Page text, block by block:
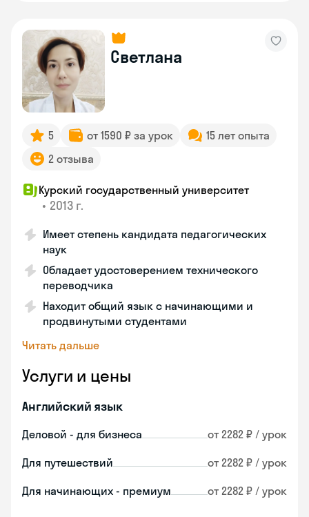
Светлана
5 от 1590 ₽ за урок
15 лет опыта
2 отзыва
Курский государственный университет
• 2013 г.
Имеет степень кандидата педагогических
наук
Обладает удостоверением технического
переводчика
Находит общий язык с начинающими и
продвинутыми студентами
Читать дальше
Услуги и цены
Английский язык
Деловой - для бизнеса от 2282 ₽ / урок
Для путешествий от 2282 ₽ / урок
Для начинающих - премиум от 2282 ₽ / урок